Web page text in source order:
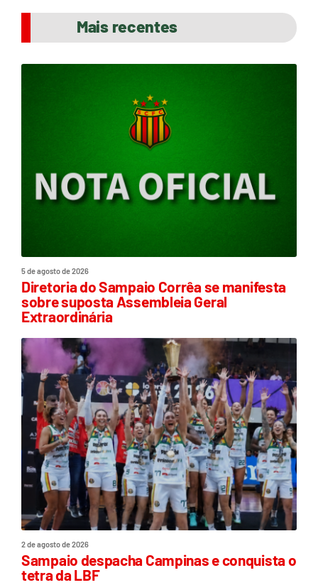
Mais recentes
5 de agosto de 2026
Diretoria do Sampaio Corrêa se manifesta
sobre suposta Assembleia Geral
Extraordinária
2 de agosto de 2026
Sampaio despacha Campinas e conquista o
tetra da LBF